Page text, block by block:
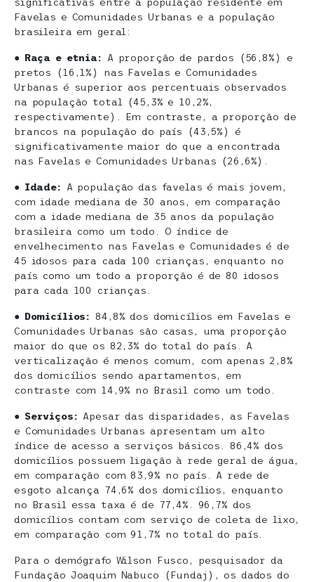
Favelas e Comunidades Urbanas e a população
brasileira em geral:
● Raça e etnia:
A proporção de pardos (56,8%) e
pretos (16,1%) nas Favelas e Comunidades
Urbanas é superior aos percentuais observados
na população total (45,3% e 10,2%,
respectivamente). Em contraste, a proporção de
brancos na população do país (43,5%) é
significativamente maior do que a encontrada
nas Favelas e Comunidades Urbanas (26,6%).
●Idade:
A população das favelas é mais jovem,
com idade mediana de 30 anos, em comparação
com a idade mediana de 35 anos da população
brasileira como um todo. O índice de
envelhecimento nas Favelas e Comunidades é de
45 idosos para cada 100 crianças, enquanto no
país como um todo a proporção é de 80 idosos
para cada 100 crianças.
●Domicílios: 84,8% dos domicílios em Favelas e
Comunidades Urbanas são casas, uma proporção
maior do que os 82,3% do total do país. A
verticalização é menos comum, com apenas 2,8%
dos domicílios sendo apartamentos, em
contraste com 14,9% no Brasil como um todo.
● Serviços: Apesar das disparidades, as Favelas
e Comunidades Urbanas apresentam um alto
índice de acesso a serviços básicos. 86,4% dos
domicílios possuem ligação à rede geral de água,
em comparação com 83,9% no país. A rede de
esgoto alcança 74,6% dos domicílios, enquanto
no Brasil essa taxa é de 77,4%. 96,7% dos
domicílios contam com serviço de coleta de lixo,
em comparação com 91,7% no total do país.
Para o demógrafo Wilson Fusco, pesquisador da
Fundação Joaquim Nabuco (Fundaj), os dados do